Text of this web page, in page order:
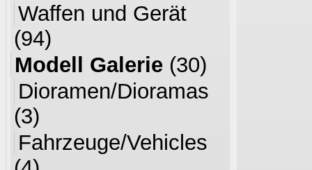
Waffen und Gerät
(94)
Modell Galerie (30)
Dioramen/Dioramas
(3)
Fahrzeuge/Vehicles